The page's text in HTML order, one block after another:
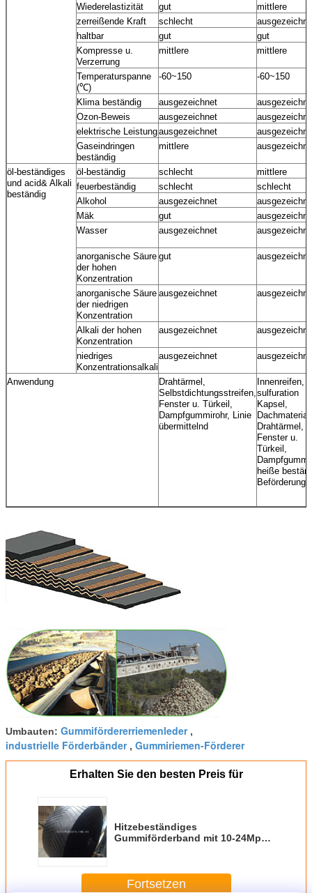
Wiederelastizität gut
mittlere
zerreißende Kraft
schlecht
haltbar
gut
gut
Kompresse u.
Verzerrung
mittlere mittlere
Temperaturspanne
(℃)
-60~150 -60~150
Klima beständig ausgezeichnet
Ozon-Beweis
ausgezeichnet
elektrische Leistungausgezeichnet
Gaseindringen
beständig
mittlere
öl-beständiges
und acid& Alkali
beständig
öl-beständig schlecht
mittlere
feuerbeständig
schlecht
schlecht
Alkohol
ausgezeichnet
Mäk
gut
Wasser
ausgezeichnet
anorganische Säure
der hohen
Konzentration
gut
anorganische Säure
der niedrigen
Konzentration
ausgezeichnet
Alkali der hohen
Konzentration
ausgezeichnet
niedriges
Konzentrationsalkali
ausgezeichnet
Anwendung
Drahtärmel,
Selbstdichtungsstreifen,
Fenster u. Türkeil,
Dampfgummirohr, Linie
übermittelnd
Innenreifen,
sulfuration
Kapsel,
Drahtärmel,
Fenster u.
Türkeil,
heiße
Umbauten: Gummifördererriemenleder,
industrielle Förderbänder, Gummiriemen-Förderer
Erhalten Sie den besten Preis für
Hitzebeständiges
Gummiförderband mit 10-24Mpa
Fortsetzen